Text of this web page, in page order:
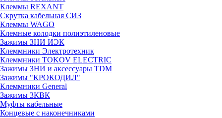
Клеммы REXANT
Скрутка кабельная СИЗ
Клеммы WAGO
Клемные колодки полиэтиленовые
Зажимы ЗНИ ИЭК
Клеммники Электротехник
Клеммники TOKOV ELECTRIC
Зажимы ЗНИ и аксессуары TDM
Зажимы "КРОКОДИЛ"
Клеммники General
Зажимы 3КВК
Муфты кабельные
Концевые с наконечниками